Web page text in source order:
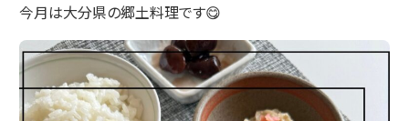
今月は大分県の郷土料理です😋